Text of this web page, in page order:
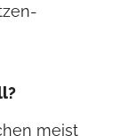
meist